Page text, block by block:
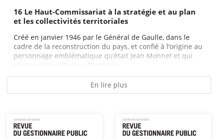
16 Le Haut-Commissariat à la stratégie et au plan
et les collectivités territoriales
Créé en janvier 1946 par le Général de Gaulle, dans le
cadre de la reconstruction du pays, et confié à l’origine au
personnage emblématique qu’était Jean Monnet et qui
repose aujourd’hui au Panthéon,...
En lire plus